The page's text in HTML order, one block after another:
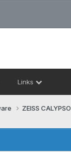
Links
ZEISS CALYPSO